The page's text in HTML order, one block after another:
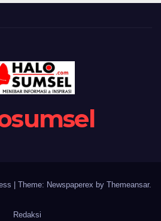
Theme: Newspaperex by Themeansar.
Redaksi